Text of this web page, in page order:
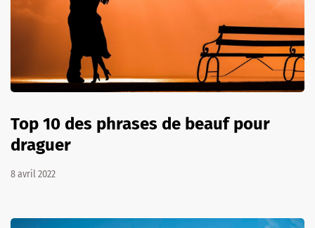
Top 10 des phrases de beauf pour
draguer
8 avril 2022